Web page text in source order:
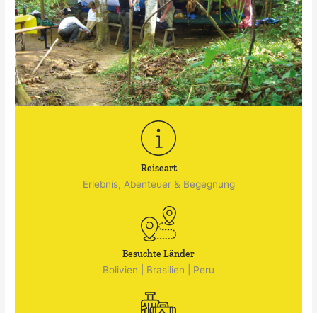
Reiseart
Erlebnis, Abenteuer & Begegnung
Besuchte Länder
Bolivien Brasilien Peru